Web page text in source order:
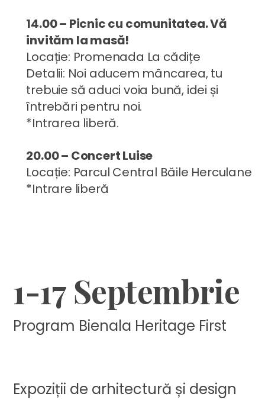
14.00 – Picnic cu comunitatea. Vă
invităm la masă!
Locație: Promenada La cădițe
Detalii: Noi aducem mâncarea, tu
trebuie să aduci voia bună, idei și
întrebări pentru noi.
*Intrarea liberă.
20.00 – Concert Luise
Locație: Parcul Central Băile Herculane
*Intrare liberă
❑
1-17 Septembrie
Program Bienala Heritage First
Expoziții de arhitectură și design